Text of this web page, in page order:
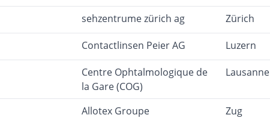
sehzentrume zürich ag Zürich
Contactlinsen Peier AG Luzern
Centre Ophtalmologique de
la Gare (COG)
Lausanne
Allotex Groupe Zug